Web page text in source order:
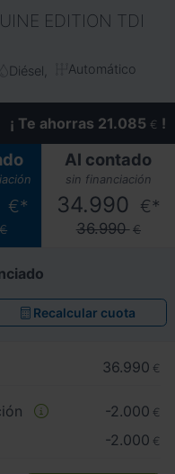
EDITION TDI
Diésel Automático
¡ Te ahorras 21.085 € !
€*
€
Al contado
sin financiación
34.990 €*
36.990 €
Recalcular cuota
36.990 €
-2.000 €
-2.000 €